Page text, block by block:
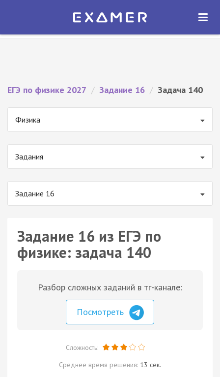
Экзамер — ЕГЭ 2027
ОТКРЫТЬ
ЕГЭ по физике 2027 / Задание 16 / Задача 140
Физика
Задания
Задание 16
Задание 16 из ЕГЭ по
физике: задача 140
Разбор сложных заданий в тг-канале:
Посмотреть
Сложность:
Среднее время решения: 13 сек.